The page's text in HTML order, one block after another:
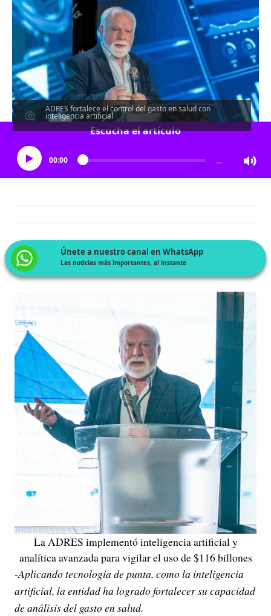
ADRES fortalece el control del gasto en salud con
inteligencia artificial
Escucha el artículo
00:00 …
Únete a nuestro canal en WhatsApp
Las noticias más importantes, al instante
La ADRES implementó inteligencia artificial y
analítica avanzada para vigilar el uso de $116 billones
-Aplicando tecnología de punta, como la inteligencia
artificial, la entidad ha logrado fortalecer su capacidad
de análisis del gasto en salud.